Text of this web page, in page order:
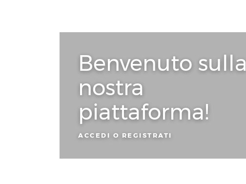
Benvenuto sulla
nostra
piattaforma!
ACCEDI O REGISTRATI